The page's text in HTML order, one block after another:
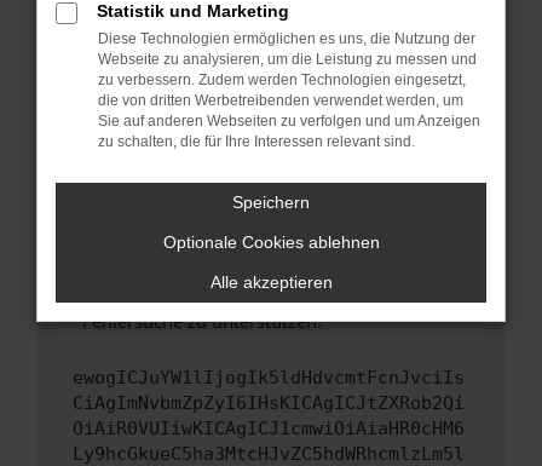
Betriebssystem auf dem neuesten Stand
sind.
Veraltete Software birgt nicht nur ein
Sicherheitsrisiko, sondern kann auch dazu
führen, dass bestimmte Funktionen nicht mehr
unterstützt werden.
Wende dich an den Webseitenbetreiber.
Wenn du alle oben genannten Schritte versucht
hast, kontaktiere uns bitte. Wir werden
uns diesen Text schicken, um uns bei der
Fehlersuche zu unterstützen:
ewogICJuYW1lIjogIk5ldHdvcmtFcnJvciIs
CiAgImNvbmZpZyI6IHsKICAgICJtZXRob2Qi
OiAiR0VUIiwKICAgICJ1cmwiOiAiaHR0cHM6
Ly9hcGkueC5ha3MtcHJvZC5hdWRhcmlzLm5l
Statistik und Marketing
Diese Technologien ermöglichen es uns, die Nutzung der
Webseite zu analysieren, um die Leistung zu messen und
zu verbessern. Zudem werden Technologien eingesetzt,
die von dritten Werbetreibenden verwendet werden, um
Sie auf anderen Webseiten zu verfolgen und um Anzeigen
zu schalten, die für Ihre Interessen relevant sind.
Speichern
Optionale Cookies ablehnen
Alle akzeptieren